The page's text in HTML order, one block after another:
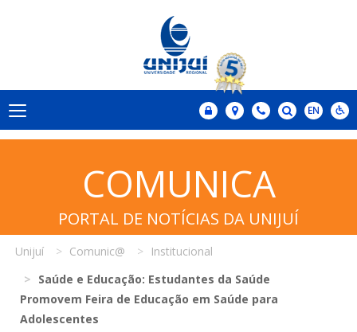
COMUNICA
PORTAL DE NOTÍCIAS DA UNIJUÍ
Unijuí Comunic@
Institucional
Saúde e Educação: Estudantes da Saúde
Promovem Feira de Educação em Saúde para
Adolescentes